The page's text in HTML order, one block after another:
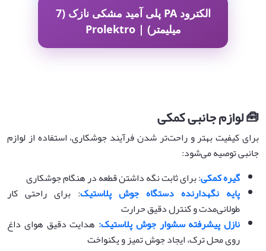
الکترود PA پلی آمید مشکی نازک (7
میلیمتر) | Prolektro
🧰 لوازم جانبی کمکی
برای کیفیت بهتر و راحت‌تر شدن فرآیند جوشکاری، استفاده از لوازم
جانبی توصیه می‌شود:
گیره کمکی: برای ثابت نگه داشتن قطعه در هنگام جوشکاری
پایه نگهدارنده دستگاه جوش پلاستیک: برای راحتی کار
طولانی‌مدت و کنترل دقیق حرارت
نازل پیشرفته سشوار جوش پلاستیک: هدایت دقیق هوای داغ
روی محل ترک، ایجاد جوش تمیز و یکنواخت